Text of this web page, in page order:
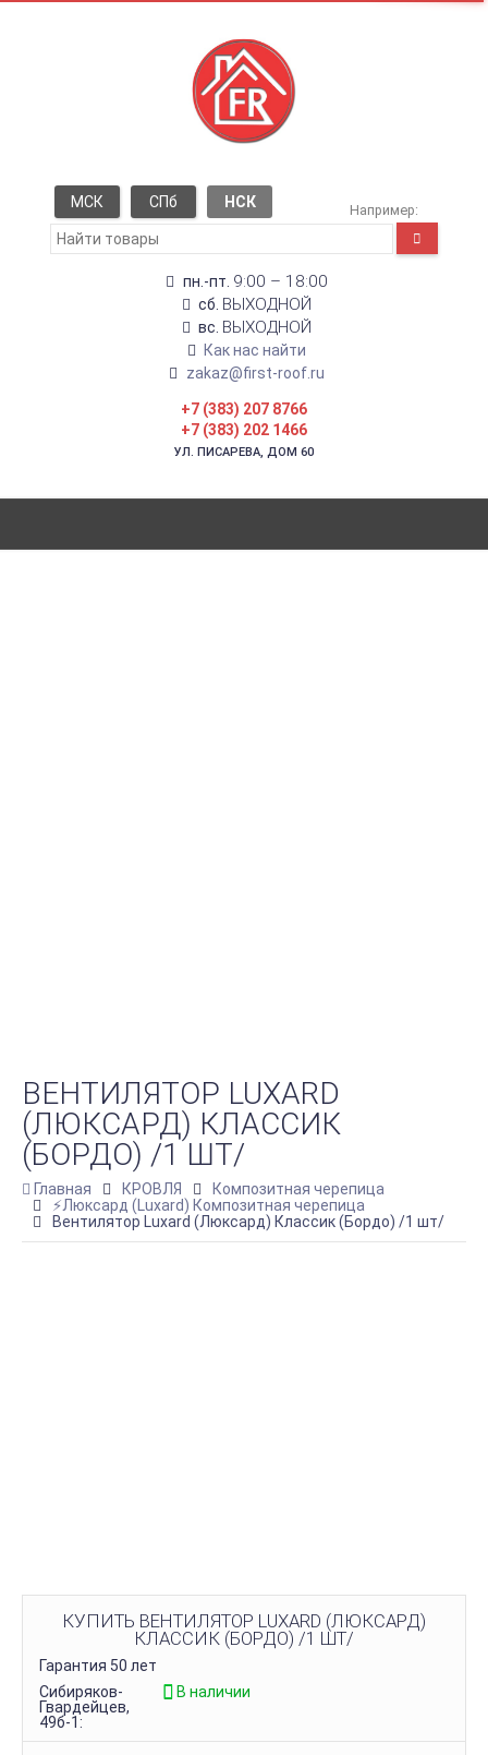
МСК СПб НСК Например:
пн.-пт. 9:00 – 18:00
сб. ВЫХОДНОЙ
вс. ВЫХОДНОЙ
Как нас найти
zakaz@first-roof.ru
+7 (383) 207 8766
+7 (383) 202 1466
УЛ. ПИСАРЕВА, ДОМ 60
ВЕНТИЛЯТОР LUXARD
(ЛЮКСАРД) КЛАССИК
(БОРДО) /1 ШТ/
Главная КРОВЛЯ
Композитная черепица
⚡Люксард (Luxard) Композитная черепица
Вентилятор Luxard (Люксард) Классик (Бордо) /1 шт/
КУПИТЬ ВЕНТИЛЯТОР LUXARD (ЛЮКСАРД)
КЛАССИК (БОРДО) /1 ШТ/
Гарантия 50 лет
Сибиряков-
Гвардейцев,
49б-1:
В наличии